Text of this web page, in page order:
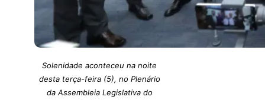
Solenidade aconteceu na noite
desta terça-feira (5), no Plenário
da Assembleia Legislativa do